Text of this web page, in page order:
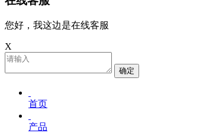
您好，我这边是在线客服
X
确定
首页
产品